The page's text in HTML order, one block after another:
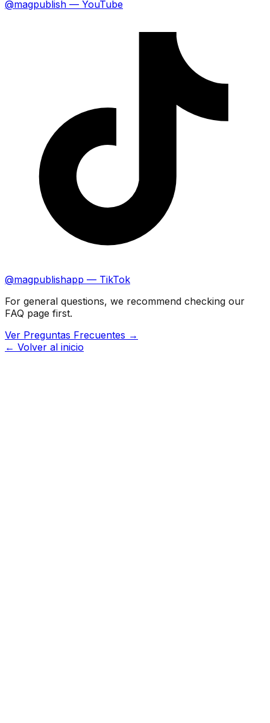
@magpublish — YouTube
@magpublishapp — TikTok
For general questions, we recommend checking our
FAQ page first.
Ver Preguntas Frecuentes →
← Volver al inicio